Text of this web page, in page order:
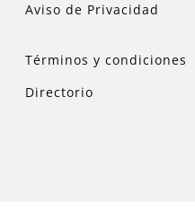
Aviso de Privacidad
Términos y condiciones
Directorio